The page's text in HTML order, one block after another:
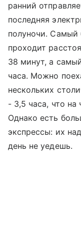
ранний
последняя
полуночи. Самый
проходит
38 минут, а
часа. Можно
нескольких
- 3,5 часа, что на
Однако есть
экспрессы: их
день не уедешь.